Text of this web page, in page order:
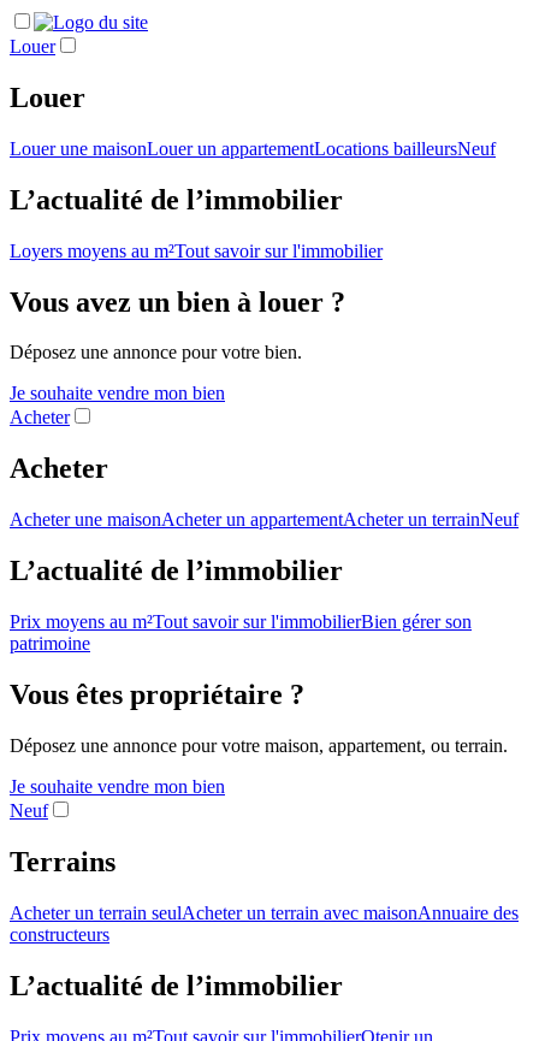
Louer
Louer
Louer une maisonLouer un appartementLocations bailleursNeuf
L’actualité de l’immobilier
Loyers moyens au m²Tout savoir sur l'immobilier
Vous avez un bien à louer ?
Déposez une annonce pour votre bien.
Je souhaite vendre mon bien
Acheter
Acheter
Acheter une maisonAcheter un appartementAcheter un terrainNeuf
L’actualité de l’immobilier
Prix moyens au m²Tout savoir sur l'immobilierBien gérer son
patrimoine
Vous êtes propriétaire ?
Déposez une annonce pour votre maison, appartement, ou terrain.
Je souhaite vendre mon bien
Neuf
Terrains
Acheter un terrain seulAcheter un terrain avec maisonAnnuaire des
constructeurs
L’actualité de l’immobilier
Prix moyens au m²Tout savoir sur l'immobilierOtenir un